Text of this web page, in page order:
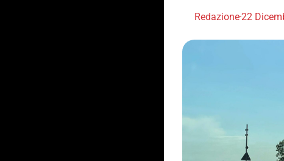
Redazione22